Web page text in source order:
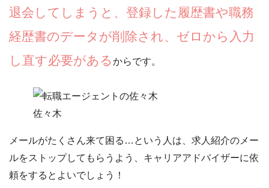
退会してしまうと、登録した履歴書や職務
経歴書のデータが削除され、ゼロから入力
し直す必要があるからです。
佐々木
メールがたくさん来て困る…という人は、 求人紹介のメー
ルをストップしてもらう よう、キャリアアドバイザーに依
頼をするとよいでしょう！